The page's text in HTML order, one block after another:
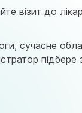
візит до
сучасне
підбере